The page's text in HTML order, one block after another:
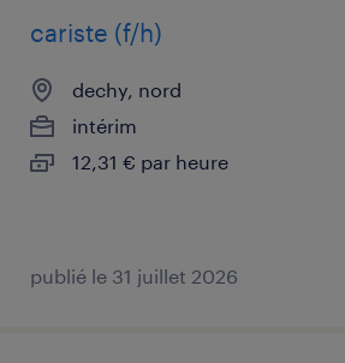
cariste (f/h)
dechy, nord
intérim
12,31 € par heure
publié le 31 juillet 2026